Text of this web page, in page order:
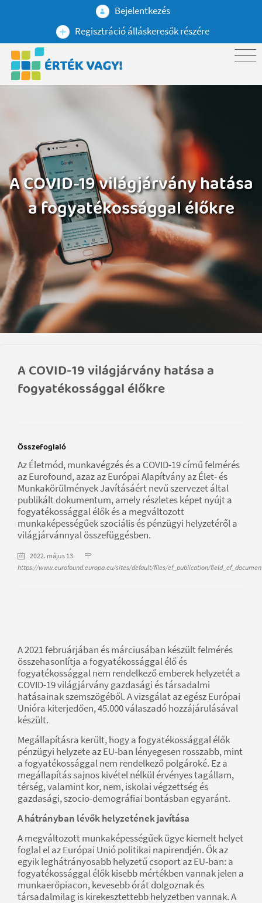
Bejelentkezés
Regisztráció álláskeresők részére
A COVID-19 világjárvány hatása
a fogyatékossággal élőkre
A COVID-19 világjárvány hatása a
fogyatékossággal élőkre
Összefoglaló
Az Életmód, munkavégzés és a COVID-19 című felmérés
az Eurofound, azaz az Európai Alapítvány az Élet- és
Munkakörülmények Javításáért nevű szervezet által
publikált dokumentum, amely részletes képet nyújt a
fogyatékossággal élők és a megváltozott
munkaképességűek szociális és pénzügyi helyzetéről a
világjárvánnyal összefüggésben.
2022. május 13.
https://www.eurofound.europa.eu/sites/default/files/ef_publication/
A 2021 februárjában és márciusában készült felmérés
összehasonlítja a fogyatékossággal élő és
fogyatékossággal nem rendelkező emberek helyzetét a
COVID-19 világjárvány gazdasági és társadalmi
hatásainak szemszögéből. A vizsgálat az egész Európai
Unióra kiterjedően, 45.000 válaszadó hozzájárulásával
készült.
Megállapításra került, hogy a fogyatékossággal élők
pénzügyi helyzete az EU-ban lényegesen rosszabb, mint
a fogyatékossággal nem rendelkező polgároké. Ez a
megállapítás sajnos kivétel nélkül érvényes tagállam,
térség, valamint kor, nem, iskolai végzettség és
gazdasági, szocio-demográfiai bontásban egyaránt.
A hátrányban lévők helyzetének javítása
A megváltozott munkaképességűek ügye kiemelt helyet
foglal el az Európai Unió politikai napirendjén. Ők az
egyik leghátrányosabb helyzetű csoport az EU-ban: a
fogyatékossággal élők kisebb mértékben vannak jelen a
munkaerőpiacon, kevesebb órát dolgoznak és
társadalmilag is kirekesztettebb helyzetben vannak. A